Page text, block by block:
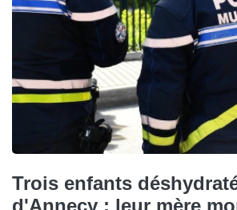
Trois enfants
d'Annecy : leur mère